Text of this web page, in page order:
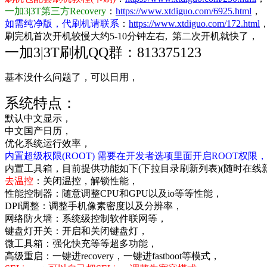
一加3|3T第三方Recovery ： https://www.xtdiguo.com/6925.html ，
如需纯净版，代刷机请联系 ： https://www.xtdiguo.com/172.html ，
刷完机首次开机较慢大约5-10分钟左右, 第二次开机就快了，
一加3|3T刷机QQ群：813375123
基本没什么问题了，可以日用，
系统特点：
默认中文显示，
中文国产日历，
优化系统运行效率，
内置超级权限(ROOT) 需要在开发者选项里面开启ROOT权限，
内置工具箱，目前提供功能如下(下拉目录刷新列表)(随时在线
去温控 ：关闭温控，解锁性能，
性能控制器：随意调整CPU和GPU以及io等等性能，
DPI调整：调整手机像素密度以及分辨率，
网络防火墙：系统级控制软件联网等，
键盘灯开关：开启和关闭键盘灯，
微工具箱：强化快充等等超多功能，
高级重启：一键进recovery，一键进fastboot等模式，